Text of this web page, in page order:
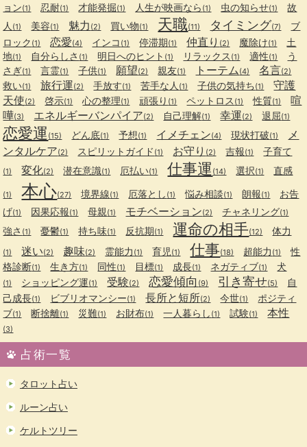
ョン(1) 忍耐(1) 才能発掘(1) 人生が映画なら (1) 虫の知らせ(1)
故
人 (1) 美容(1) 魅力 (2) 買い物(1) 天職(11) タイミング(7)
ブ
ロック (1) 恋愛(4) インコ (1) 停滞期(1) 仲直り (2) 魔除け(1)
土
地(1) 自分らしさ (1) 明日へのヒント (1) リラックス (1) 適性(1)
う
さぎ(1) 言霊(1) 子供(1) 願望(2) 親友(1) トーテム(4) 名言(2)
救い(1) 旅行運(2) 手放す(1) 苦手な人 (1) 子供の気持ち(1)
守護
天使(2) 啓示(1) 心の整理(1) 頑張り (1) ペットロス (1) 性質(1)
喧
嘩(3) エネルギーバンパイア(2) 自己理解(1) 幸運(2) 退屈(1)
恋愛運 (15) どん底(1) 予想(1) イメチェン(4) 現状打破(1)
メ
ンタルケア(2) スピリットガイド (1) お守り (2) 吉報(1) 子育て
(1) 変化(2) 潜在意識(1) 厄払い(1) 仕事運 (14) 選択(1) 直感
(1) 本心(27) 境界線(1) 厄落とし (1) 悩み相談(1) 朗報(1)
お告
げ(1) 因果応報(1) 母親(1) モチベーション(2) チャネリング(1)
強さ (1) 憂鬱(1) 持ち味(1) 反抗期(1) 運命の相手(12) 体力
(1) 迷い(2) 趣味(2) 霊能力 (1) 育児 (1) 仕事(18) 超能力 (1)
性
格診断(1) 生き方(1) 同性(1) 目標(1) 成長(1) ネガティブ(1) 犬
(1) ショッピング運(1) 受験(2) 恋愛傾向 (9) 引き寄せ(5)
自
己成長(1) ビブリオマンシー(1) 長所と短所(2) 今世(1)
ポジティ
ブ(1) 断捨離(1) 災難(1) お財布(1) 一人暮らし (1) 試験(1) 本性
(3)
占術一覧
タロット占い
ルーン占い
ケルトツリー